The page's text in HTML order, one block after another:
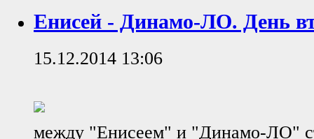
Енисей - Динамо-ЛО. День
15.12.2014 13:06
между "Енисеем" и "Динамо-ЛО"